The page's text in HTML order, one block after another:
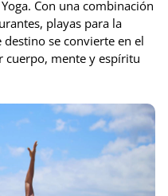
Con una combinación
playas para la
se convierte en el
cuerpo, mente y espíritu